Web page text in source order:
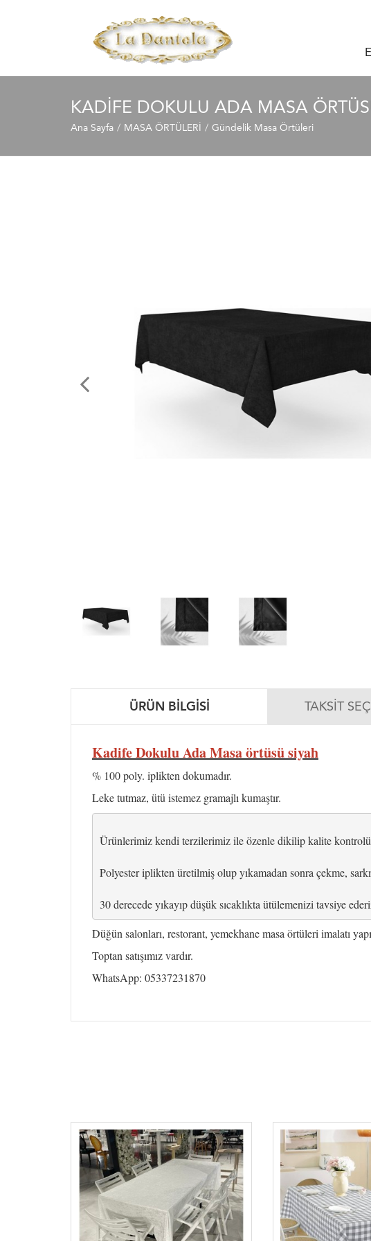
KADIFE DOKULU ADA MASA
Ana Sayfa MASA ÖRTÜLERİ Gündelik Masa Örtüleri
ÜRÜN BILGISI TAKSIT
Kadife Dokulu Ada Masa örtüsü siyah
% 100 poly. iplikten dokumadır.
Leke tutmaz, ütü istemez gramajlı kumaştır.
Ürünlerimiz kendi terzilerimiz ile özenle dikilip kalite kontrolü
Polyester iplikten üretilmiş olup yıkamadan sonra çekme,
30 derecede yıkayıp düşük sıcaklıkta ütülemenizi tavsiye
Düğün salonları, restorant, yemekhane masa örtüleri imalatı
Toptan satışımız vardır.
WhatsApp: 05337231870